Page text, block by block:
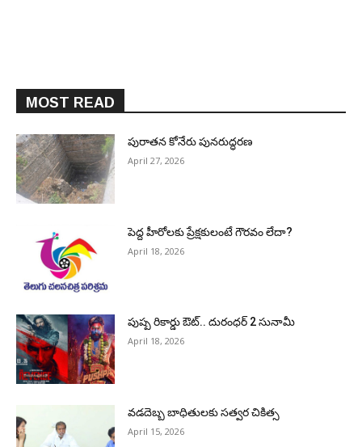
MOST READ
పురాత‌న కోనేరు పున‌రుద్ధ‌ర‌ణ
April 27, 2026
పెద్ద హీరోల‌కు ప్రేక్ష‌కులంటే గౌర‌వం లేదా?
April 18, 2026
పుష్ప రికార్డు ఔట్‌.. దురంధ‌ర్ 2 సునామీ
April 18, 2026
వడదెబ్బ బాధితులకు సత్వర చికిత్స
April 15, 2026